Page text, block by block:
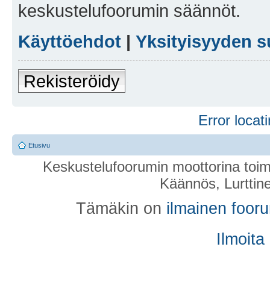
keskustelufoorumin säännöt.
Käyttöehdot | Yksityisyyden
Rekisteröidy
Error
Etusivu
Keskustelufoorumin moottorina
Käännös,
Tämäkin on ilmainen